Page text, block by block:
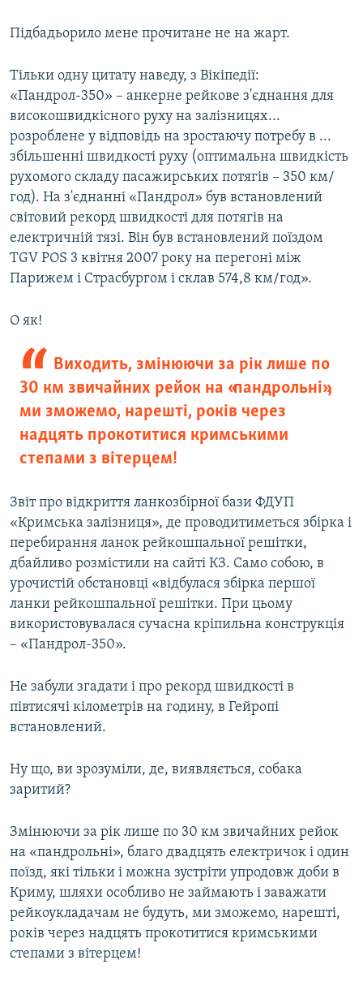
Підбадьорило мене прочитане не на жарт.
Тільки одну цитату наведу, з Вікіпедії:
«Пандрол-350» – анкерне рейкове з'єднання для
високошвидкісного руху на залізницях...
розроблене у відповідь на зростаючу потребу в ...
збільшенні швидкості руху (оптимальна швидкість
рухомого складу пасажирських потягів – 350 км/
год). На з'єднанні «Пандрол» був встановлений
світовий рекорд швидкості для потягів на
електричній тязі. Він був встановлений поїздом
TGV POS 3 квітня 2007 року на перегоні між
Парижем і Страсбургом і склав 574,8 км/год».
О як!
Виходить, змінюючи за рік лише по
30 км звичайних рейок на «пандрольні»,
ми зможемо, нарешті, років через
надцять прокотитися кримськими
степами з вітерцем!
Звіт про відкриття ланкозбірної бази ФДУП
«Кримська залізниця», де проводитиметься збірка і
перебирання ланок рейкошпальної решітки,
дбайливо розмістили на сайті КЗ. Само собою, в
урочистій обстановці «відбулася збірка першої
ланки рейкошпальної решітки. При цьому
використовувалася сучасна кріпильна конструкція
– «Пандрол-350».
Не забули згадати і про рекорд швидкості в
півтисячі кілометрів на годину, в Гейропі
встановлений.
Ну що, ви зрозуміли, де, виявляється, собака
заритий?
Змінюючи за рік лише по 30 км звичайних рейок
на «пандрольні», благо двадцять електричок і один
поїзд, які тільки і можна зустріти упродовж доби в
Криму, шляхи особливо не займають і заважати
рейкоукладачам не будуть, ми зможемо, нарешті,
років через надцять прокотитися кримськими
степами з вітерцем!